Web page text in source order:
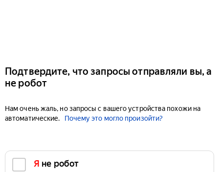
Подтвердите, что запросы отправляли вы, а
не робот
Нам очень жаль, но запросы с вашего устройства похожи на
автоматические.
Почему это могло произойти?
Я не робот